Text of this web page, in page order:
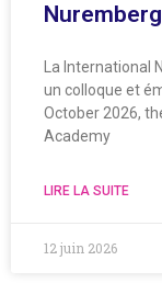
La International
un colloque et
October 2026,
Academy
LIRE LA SUITE
12 juin 2026